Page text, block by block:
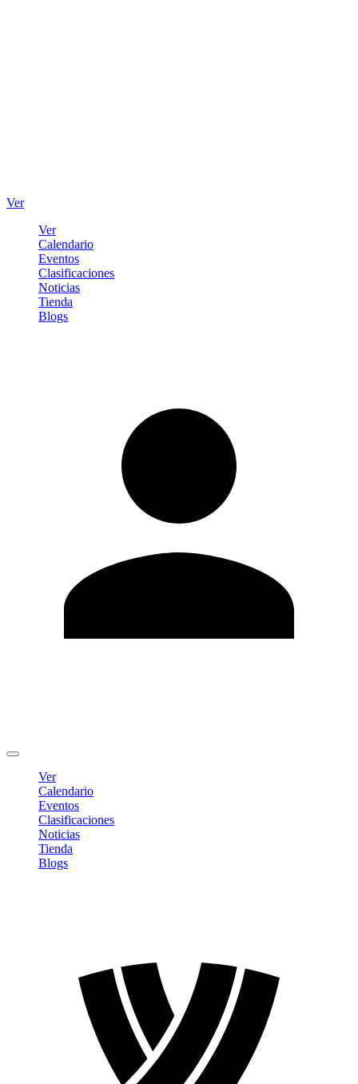
Ver
Ver
Calendario
Eventos
Clasificaciones
Noticias
Tienda
Blogs
Ver
Calendario
Eventos
Clasificaciones
Noticias
Tienda
Blogs